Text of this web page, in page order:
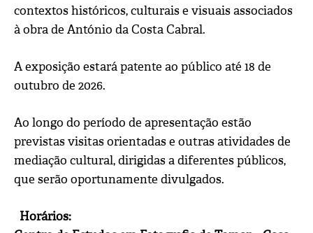
contextos históricos, culturais e visuais associados
à obra de António da Costa Cabral.
A exposição estará patente ao público até 18 de
outubro de 2026.
Ao longo do período de apresentação estão
previstas visitas orientadas e outras atividades de
mediação cultural, dirigidas a diferentes públicos,
que serão oportunamente divulgados.
Horários: